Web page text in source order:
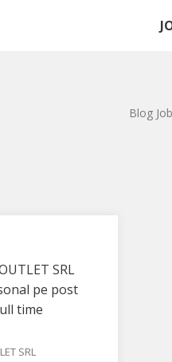
Blog
SRL
pe post
time
SRL